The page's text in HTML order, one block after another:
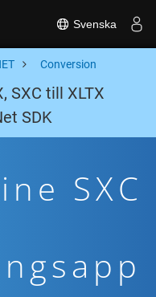
Svenska
Conversion
SXC till XLTX
SDK
SXC